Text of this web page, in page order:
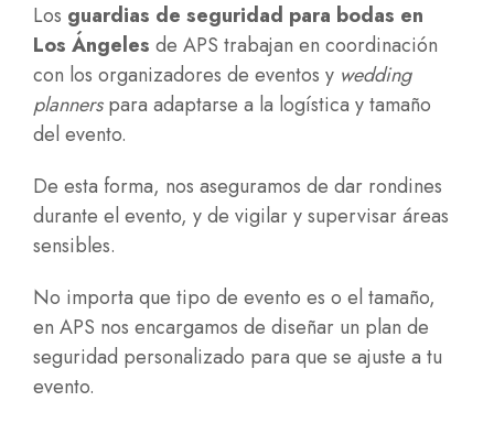
Los guardias de seguridad para bodas en
Los Ángeles de APS trabajan en coordinación
con los organizadores de eventos y wedding
plannerspara adaptarse a la logística y tamaño
del evento.
De esta forma, nos aseguramos de dar rondines
durante el evento, y de vigilar y supervisar áreas
sensibles.
No importa que tipo de evento es o el tamaño,
en APS nos encargamos de diseñar un plan de
seguridad personalizado para que se ajuste a tu
evento.